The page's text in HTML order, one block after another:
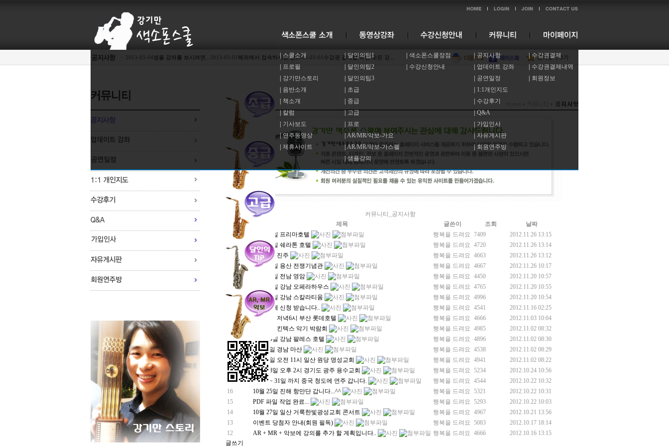
스쿨소개 | 달인의팁1 색소폰스쿨장점 |공지사항 |수강권결제
프로필 달인의팁2 수강신청안내 업데이트 강좌
수강권결제내역
강기만스토리 달인의팁3 공연일정
회원정보
음반소개 초급
1:1개인지도
책소개 중급
수강후기
|칼럼 |고급 |Q&A
기사보도 프로
가입인사
|연주동영상 AR/MR/악보-가요 |자유게시판
제휴사이트 | AR/MR/악보-가스펠
회원연주방
| 샘플강의
2013-03-04샘플 강좌를 보시려면... 2013-03-01 해외에서 접속하시는 분2013-03-01 수강권 결재를 하면 모든 강...
51개(2/3페이지)
커뮤니티_공지사항
번호
제목 글쓴이 조회
날짜
31
12월 28일 프리마호텔 행복을 드려요 7409
2012.11.26 13:15
30
12월 11일 쉐라톤 호텔 행복을 드려요 4720
2012.11.26 13:14
12월 2일 진주 행복을 드려요 4663
2012.11.26 13:12
11월 27일 용산 전쟁기념관 행복을 드려요 4667
2012.11.26 10:17
11월 25일 전남 영암 행복을 드려요 4450
2012.11.20 10:57
11월 23일 강남 오페라하우스 행복을 드려요 4765
2012.11.20 10:55
25
11월 21일 강남 스칼라티움 행복을 드려요 4996
2012.11.20 10:54
제휴 업체 신청 받습니다.. 행복을 드려요 4541
2012.11.16 02:25
12월 7일 저녁6시 부산 롯데호텔 행복을 드려요 4666
2012.11.03 10:04
22
11월 9일 킨텍스 악기 박람회 행복을 드려요 4985
2012.11.02 08:32
11월 10일 강남 팔레스 호텔 행복을 드려요 4896
2012.11.02 08:30
20
11월 6일 경남 마산 행복을 드려요 4538
2012.11.02 08:29
19
11월 4일 오전 11시 일산 원당 명성교회 행복을 드려요 4941
2012.11.02 08:22
18
11월 18일 오후 2시 경기도 광주 용수교회 행복을 드려요 5234
2012.10.24 10:56
17
10. 28 ~ 31일 까지 중국 청도에 연주 갑니다. 행복을 드려요 4544
2012.10.22 10:32
16
10월 25일 진해 항만단 갑니다...^^ 행복을 드려요 5321
2012.10.22 10:31
15
PDF 파일 작업 완료... 행복을 드려요 5293
2012.10.22 10:03
14
10월 27일 일산 거룩한빛광성교회 콘서트 행복을 드려요 4967
2012.10.21 13:56
13
이벤트 당첨자 안내(회원 필독) 행복을 드려요 5083
2012.10.17 18:14
12
AR + MR + 악보에 강의를 추가 할 계획입니다.. 행복을 드려요 4666
2012.10.16 13:15
글쓰기